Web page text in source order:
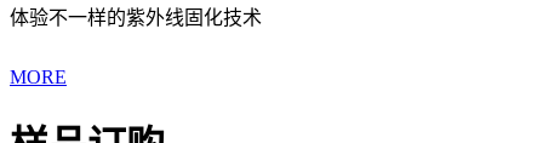
体验不一样的紫外线固化技术
MORE